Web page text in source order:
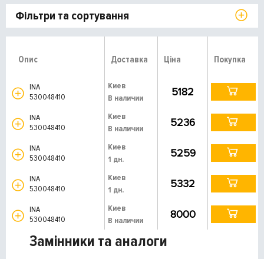
Фільтри та сортування
Опис Доставка Ціна Покупка
INA
530048410
Киев
В наличии
5182
INA
530048410
Киев
В наличии
5236
INA
530048410
Киев
1 дн.
5259
INA
530048410
Киев
1 дн.
5332
INA
530048410
Киев
В наличии
8000
Замінники та аналоги